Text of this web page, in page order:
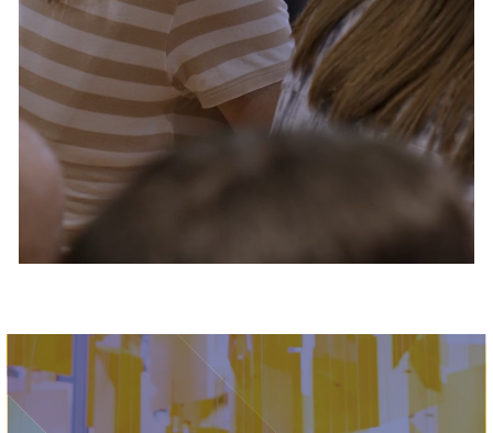
Servizi e accessibilità
Contatti
FAQ
Biglietti
Immagine